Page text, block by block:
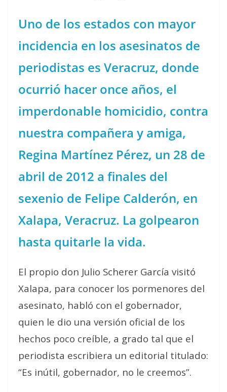
Uno de los estados con mayor
incidencia en los asesinatos de
periodistas es Veracruz, donde
ocurrió hacer once años, el
imperdonable homicidio, contra
nuestra compañera y amiga,
Regina Martínez Pérez, un 28 de
abril de 2012 a finales del
sexenio de Felipe Calderón, en
Xalapa, Veracruz. La golpearon
hasta quitarle la vida.
El propio don Julio Scherer García visitó
Xalapa, para conocer los pormenores del
asesinato, habló con el gobernador,
quien le dio una versión oficial de los
hechos poco creíble, a grado tal que el
periodista escribiera un editorial titulado:
“Es inútil, gobernador, no le creemos”.